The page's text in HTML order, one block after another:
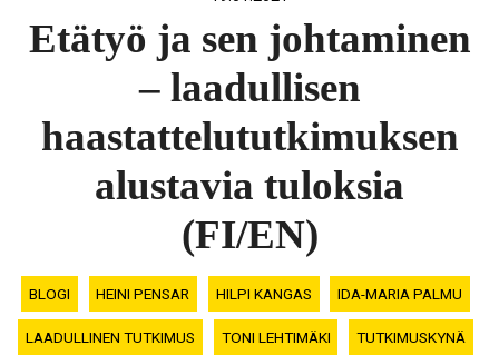
Etätyö ja sen johtaminen
– laadullisen
haastattelututkimuksen
alustavia tuloksia
(FI/EN)
BLOGI HEINI PENSAR HILPI KANGAS IDA-MARIA PALMU
LAADULLINEN TUTKIMUS TONI LEHTIMÄKI TUTKIMUSKYNÄ